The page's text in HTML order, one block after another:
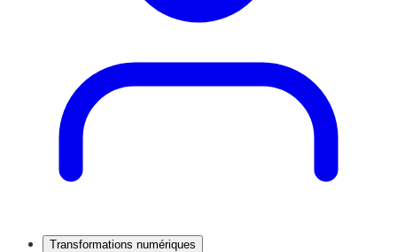
Transformations numériques